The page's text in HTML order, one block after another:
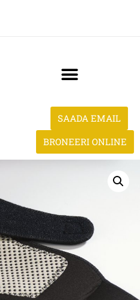
SAADA EMAIL
BRONEERI ONLINE